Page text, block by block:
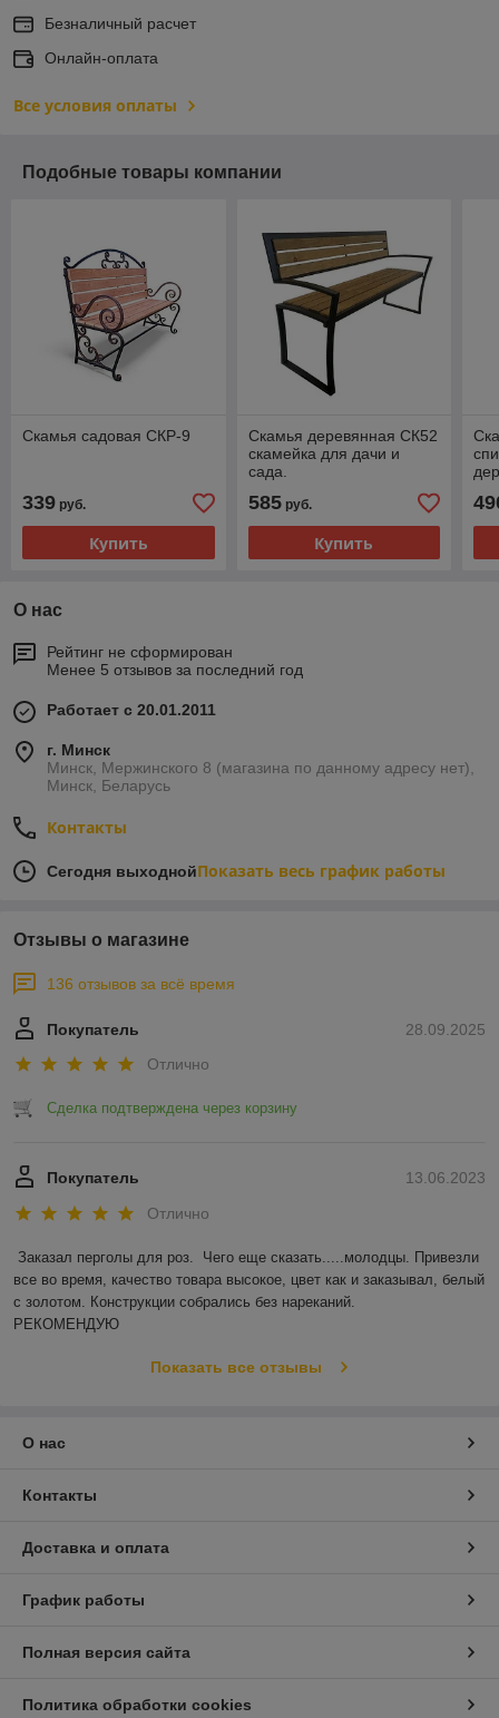
Безналичный расчет
Онлайн-оплата
Все условия оплаты
Подобные товары компании
Скамья садовая СКР-9
339 руб.
Купить
Скамья деревянная СК52
скамейка для дачи и
сада.
585руб.
Купить
О нас
Рейтинг не сформирован
Менее 5 отзывов за последний год
Работает с 20.01.2011
г. Минск
Минск, Мержинского 8 (магазина по данному адресу нет),
Минск, Беларусь
Контакты
Сегодня выходнойПоказать весь график работы
Отзывы о магазине
136 отзывов за всё время
28.09.2025
Покупатель
Отлично
Сделка подтверждена через корзину
13.06.2023
Покупатель
Отлично
Заказал перголы для роз.  Чего еще сказать.....молодцы. Привезли
все во время, качество товара высокое, цвет как и заказывал, белый
с золотом. Конструкции собрались без нареканий.
РЕКОМЕНДУЮ
Показать все отзывы
О нас
Контакты
Доставка и оплата
График работы
Полная версия сайта
Политика обработки cookies